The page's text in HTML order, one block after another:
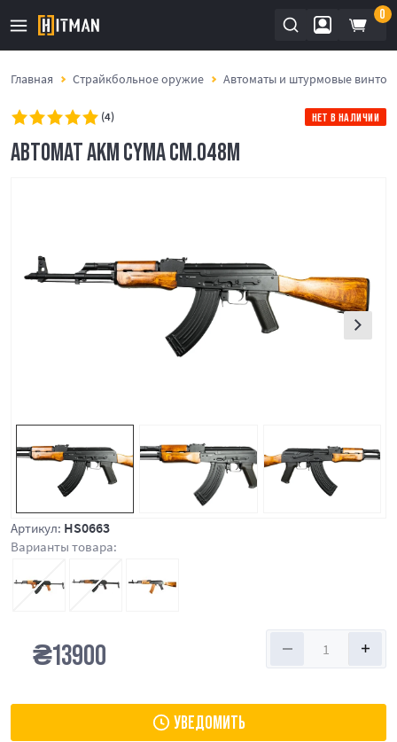
0
Главная Страйкбольное оружие Автоматы и штурмовые
(4) НЕТ В НАЛИЧИИ
АВТОМАТ АКМ CYMA CM.048M
Артикул: HS0663
Варианты товара:
₴13900
УВЕДОМИТЬ